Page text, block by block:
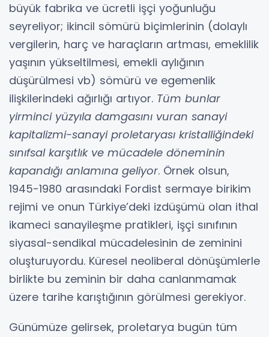
büyük fabrika ve ücretli işçi yoğunluğu
seyreliyor; ikincil sömürü biçimlerinin (dolaylı
vergilerin, harç ve haraçların artması, emeklilik
yaşının yükseltilmesi, emekli aylığının
düşürülmesi vb) sömürü ve egemenlik
ilişkilerindeki ağırlığı artıyor. Tüm bunlar
yirminci yüzyıla damgasını vuran sanayi
kapitalizmi-sanayi proletaryası kristalliğindeki
sınıfsal karşıtlık ve mücadele döneminin
kapandığı anlamına geliyor. Örnek olsun,
1945-1980 arasındaki Fordist sermaye birikim
rejimi ve onun Türkiye’deki izdüşümü olan ithal
ikameci sanayileşme pratikleri, işçi sınıfının
siyasal-sendikal mücadelesinin de zeminini
oluşturuyordu. Küresel neoliberal dönüşümlerle
birlikte bu zeminin bir daha canlanmamak
üzere tarihe karıştığının görülmesi gerekiyor.
Günümüze gelirsek, proletarya bugün tüm